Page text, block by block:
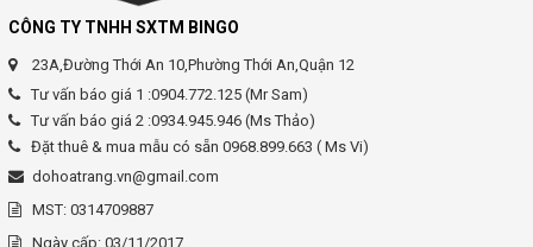
CÔNG TY TNHH SXTM BINGO
23A,Đường Thới An 10,Phường Thới An,Quận 12
Tư vấn báo giá 1 :0904.772.125 (Mr Sam)
Tư vấn báo giá 2 :0934.945.946 (Ms Thảo)
Đặt thuê & mua mẫu có sẵn 0968.899.663 ( Ms Vi)
dohoatrang.vn@gmail.com
MST: 0314709887
Ngày cấp: 03/11/2017